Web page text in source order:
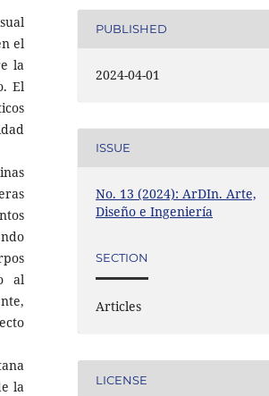
el
la
El
al
la
PUBLISHED
2024-04-01
ISSUE
No. 13 (2024): ArDIn. Arte,
Diseño e Ingeniería
SECTION
Articles
LICENSE